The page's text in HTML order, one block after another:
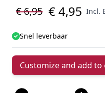
€ 6,95 € 4,95 Incl.
Snel leverbaar
Customize and add to